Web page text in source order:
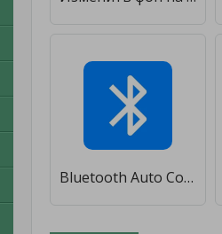
Bluetooth Auto Connect - Devices Pair & Connect [Unlocked]